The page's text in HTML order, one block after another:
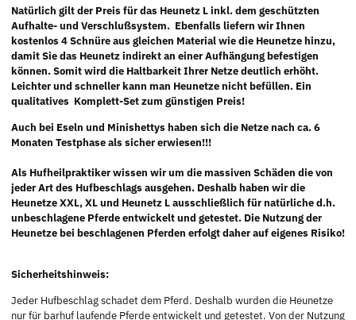
Natürlich gilt der Preis für das Heunetz L inkl. dem geschützten
Aufhalte- und Verschlußsystem. Ebenfalls liefern wir Ihnen
kostenlos 4 Schnüre aus gleichen Material wie die Heunetze hinzu,
damit Sie das Heunetz indirekt an einer Aufhängung befestigen
können. Somit wird die Haltbarkeit Ihrer Netze deutlich erhöht.
Leichter und schneller kann man Heunetze nicht befüllen. Ein
qualitatives Komplett-Set zum günstigen Preis!
Auch bei Eseln und Minishettys haben sich die Netze nach ca. 6
Monaten Testphase als sicher erwiesen!!!
Als Hufheilpraktiker wissen wir um die massiven Schäden die von
jeder Art des Hufbeschlags ausgehen. Deshalb haben wir die
Heunetze XXL, XL und Heunetz L ausschließlich für natürliche d.h.
unbeschlagene Pferde entwickelt und getestet. Die Nutzung der
Heunetze bei beschlagenen Pferden erfolgt daher auf eigenes Risiko!
Sicherheitshinweis:
Jeder Hufbeschlag schadet dem Pferd. Deshalb wurden die Heunetze
nur für barhuf laufende Pferde entwickelt und getestet. Von der Nutzung